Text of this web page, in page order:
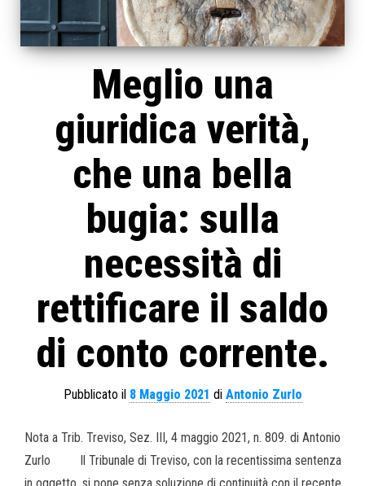
Meglio una
giuridica verità,
che una bella
bugia: sulla
necessità di
rettificare il saldo
di conto corrente.
Pubblicato il 8 Maggio 2021 di Antonio Zurlo
Nota a Trib. Treviso, Sez. III, 4 maggio 2021, n. 809. di Antonio
Zurlo Il Tribunale di Treviso, con la recentissima sentenza